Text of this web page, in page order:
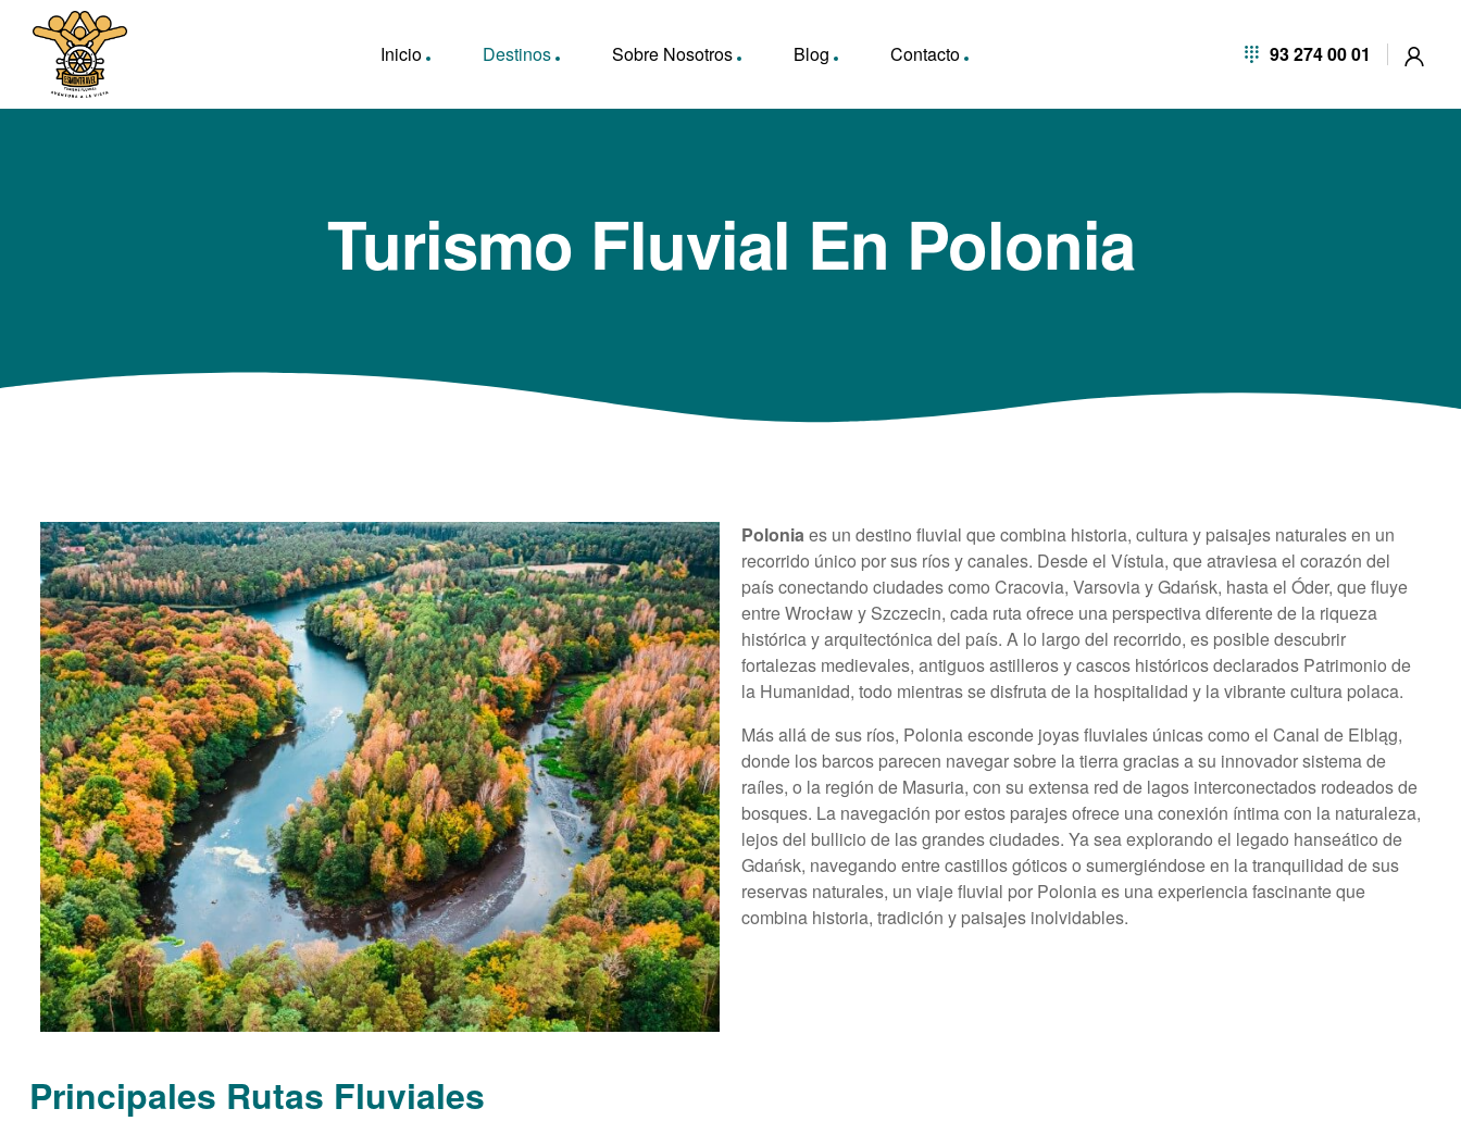
Inicio Destinos Sobre Nosotros Blog Contacto 93 274 00 01
Turismo Fluvial En Polonia
Poloniaes un destino fluvial que combina historia, cultura y paisajes naturales en un
recorrido único por sus ríos y canales. Desde el Vístula, que atraviesa el corazón del
país conectando ciudades como Cracovia, Varsovia y Gdańsk, hasta el Óder, que fluye
entre Wrocław y Szczecin, cada ruta ofrece una perspectiva diferente de la riqueza
histórica y arquitectónica del país. A lo largo del recorrido, es posible descubrir
fortalezas medievales, antiguos astilleros y cascos históricos declarados Patrimonio de
la Humanidad, todo mientras se disfruta de la hospitalidad y la vibrante cultura polaca.
Más allá de sus ríos, Polonia esconde joyas fluviales únicas como el Canal de Elbląg,
donde los barcos parecen navegar sobre la tierra gracias a su innovador sistema de
raíles, o la región de Masuria, con su extensa red de lagos interconectados rodeados de
bosques. La navegación por estos parajes ofrece una conexión íntima con la naturaleza,
lejos del bullicio de las grandes ciudades. Ya sea explorando el legado hanseático de
Gdańsk, navegando entre castillos góticos o sumergiéndose en la tranquilidad de sus
reservas naturales, un viaje fluvial por Polonia es una experiencia fascinante que
combina historia, tradición y paisajes inolvidables.
Principales Rutas Fluviales